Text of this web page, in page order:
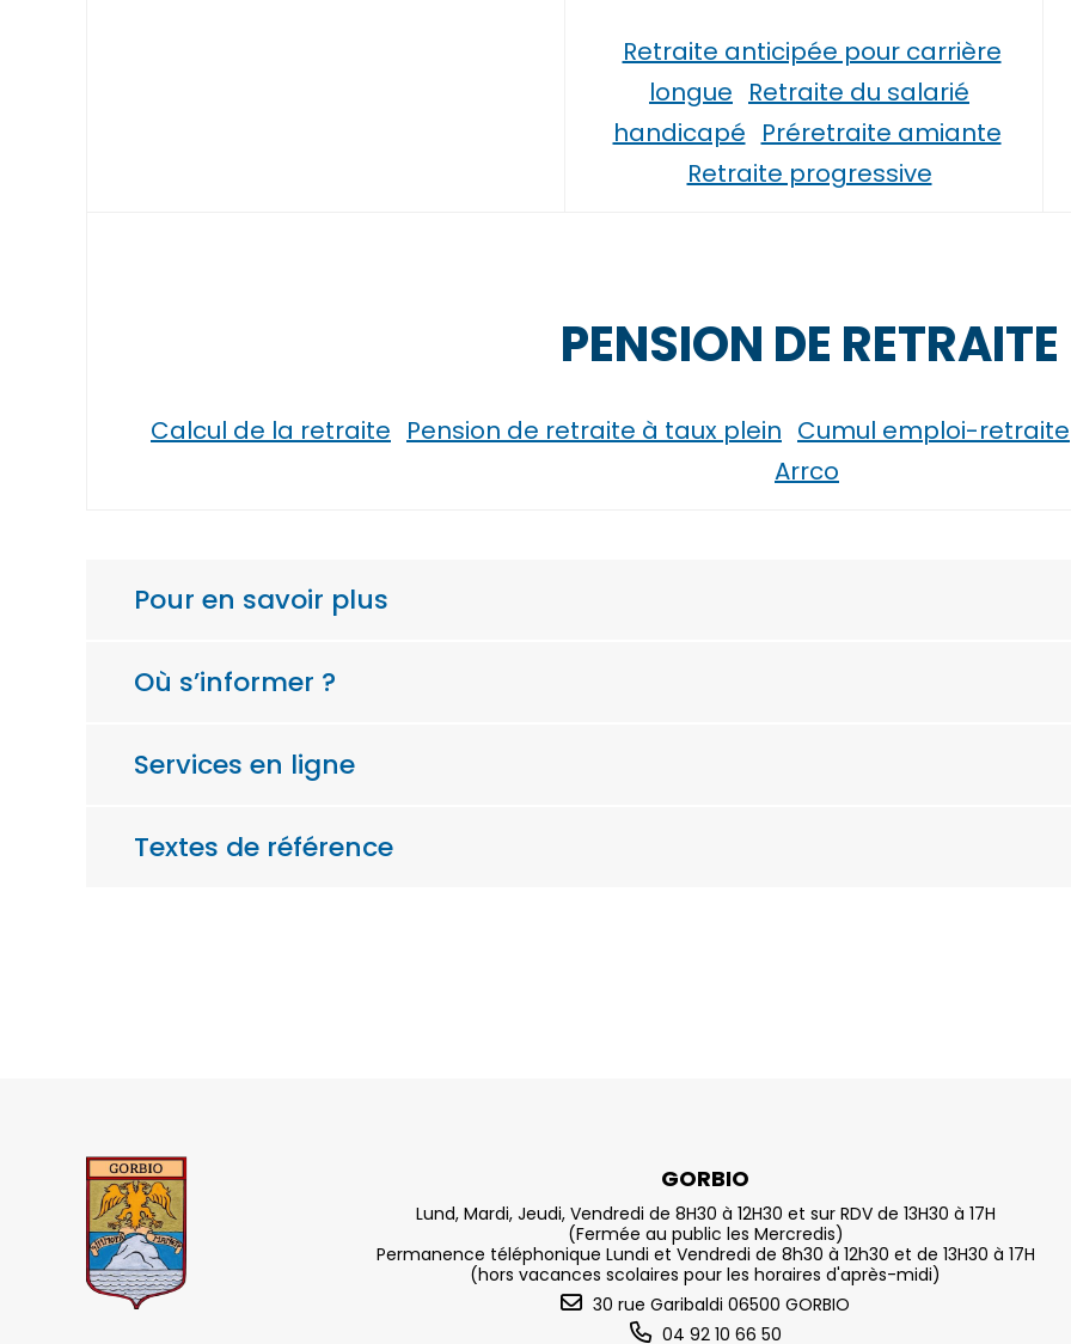
Retraite anticipée pour carrière
longue Retraite du salarié
handicapé Préretraite amiante
Retraite progressive
PENSION DE RETRAITE
Calcul de la retraite Pension de retraite à taux plein Cumul emploi-retraite
Arrco
Pour en savoir plus
Où s’informer ?
Services en ligne
Textes de référence
GORBIO
Lund, Mardi, Jeudi, Vendredi de 8H30 à 12H30 et sur RDV de 13H30 à 17H
(Fermée au public les Mercredis)
Permanence téléphonique Lundi et Vendredi de 8h30 à 12h30 et de 13H30 à 17H
(hors vacances scolaires pour les horaires d'après-midi)
30 rue Garibaldi 06500 GORBIO
04 92 10 66 50